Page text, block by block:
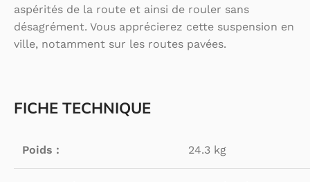
aspérités de la route et ainsi de rouler sans
désagrément. Vous apprécierez cette suspension en
ville, notamment sur les routes pavées.
FICHE TECHNIQUE
Poids : 24.3 kg